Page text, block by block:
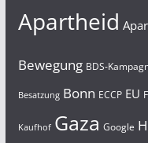
Apartheid
Bewegung BDS-
Besatzung Bonn ECCP EU
Kaufhof Gaza Google